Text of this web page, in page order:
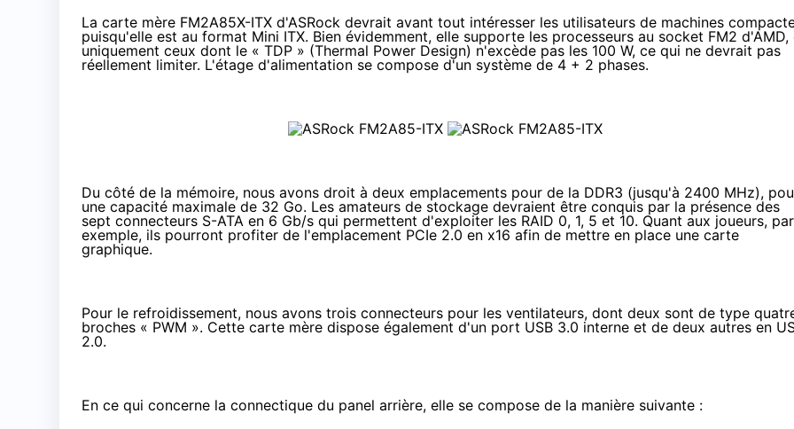
La carte mère FM2A85X-ITX d'ASRock devrait avant tout intéresser les utilisateurs de machines
puisqu'elle est au format Mini ITX. Bien évidemment, elle supporte les processeurs au socket FM2 d'AMD,
uniquement ceux dont le « TDP » (Thermal Power Design) n'excède pas les 100 W, ce qui ne devrait pas
réellement limiter. L'étage d'alimentation se compose d'un système de 4 + 2 phases.
Du côté de la mémoire, nous avons droit à deux emplacements pour de la DDR3 (jusqu'à 2400 MHz),
une capacité maximale de 32 Go. Les amateurs de stockage devraient être conquis par la présence des
sept connecteurs S-ATA en 6 Gb/s qui permettent d'exploiter les RAID 0, 1, 5 et 10. Quant aux joueurs, par
exemple, ils pourront profiter de l'emplacement PCIe 2.0 en x16 afin de mettre en place une carte
graphique.
Pour le refroidissement, nous avons trois connecteurs pour les ventilateurs, dont deux sont de type
broches « PWM ». Cette carte mère dispose également d'un port USB 3.0 interne et de deux autres en
2.0.
En ce qui concerne la connectique du panel arrière, elle se compose de la manière suivante :